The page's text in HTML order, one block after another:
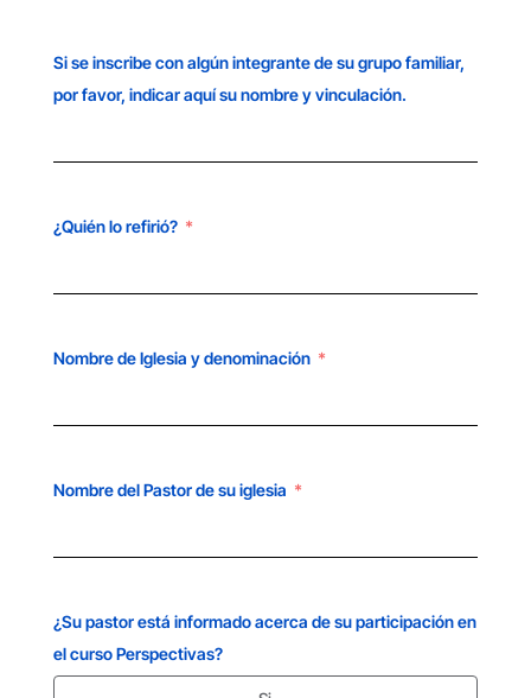
Si se inscribe con algún integrante de su grupo familiar,
por favor, indicar aquí su nombre y vinculación.
¿Quién lo refirió?
Nombre de Iglesia y denominación
Nombre del Pastor de su iglesia
¿Su pastor está informado acerca de su participación en
el curso Perspectivas?